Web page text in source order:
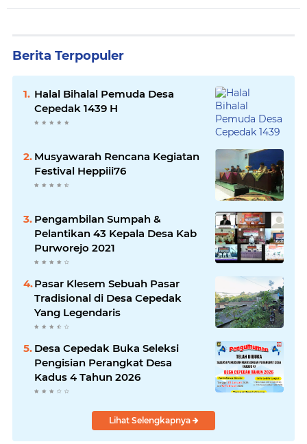
Berita Terpopuler
Halal Bihalal Pemuda Desa
Cepedak 1439 H
Musyawarah Rencana Kegiatan
Festival Heppiii76
Pengambilan Sumpah &
Pelantikan 43 Kepala Desa Kab
Purworejo 2021
Pasar Klesem Sebuah Pasar
Tradisional di Desa Cepedak
Yang Legendaris
Desa Cepedak Buka Seleksi
Pengisian Perangkat Desa
Kadus 4 Tahun 2026
Lihat Selengkapnya